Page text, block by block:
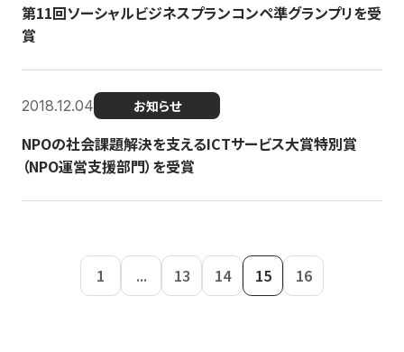
第11回ソーシャルビジネスプランコンペ準グランプリを受
賞
2018.12.04 お知らせ
NPOの社会課題解決を支えるICTサービス大賞特別賞
（NPO運営支援部門）を受賞
1 ... 13 14 15 16